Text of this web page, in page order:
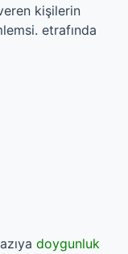
kişilerin
etrafında
doygunluk